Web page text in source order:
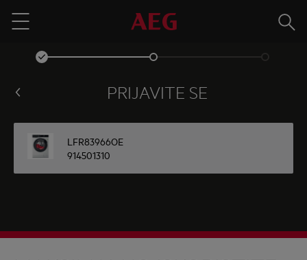
Menu
Traži
PRIJAVITE SE
LFR83966OE
914501310